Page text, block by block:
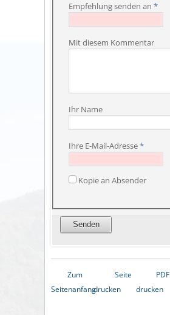
Empfehlung senden an *
Mit diesem Kommentar
Ihr Name
Ihre E-Mail-Adresse*
Kopie an Absender
Zum
Seitenanfang
Seite
drucken
PDF
drucken